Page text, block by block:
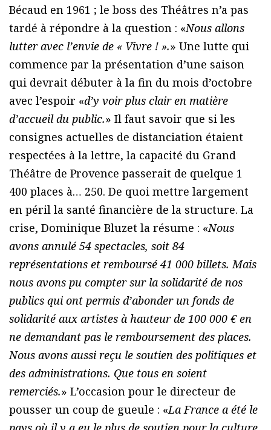
Bécaud en 1961 ; le boss des Théâtres n’a pas
tardé à répondre à la question : «Nous allons
lutter avec l’envie de « Vivre ! ».» Une lutte qui
commence par la présentation d’une saison
qui devrait débuter à la fin du mois d’octobre
avec l’espoir «d’y voir plus clair en matière
d’accueil du public.» Il faut savoir que si les
consignes actuelles de distanciation étaient
respectées à la lettre, la capacité du Grand
Théâtre de Provence passerait de quelque 1
400 places à… 250. De quoi mettre largement
en péril la santé financière de la structure. La
crise, Dominique Bluzet la résume : «Nous
avons annulé 54 spectacles, soit 84
représentations et remboursé 41 000 billets. Mais
nous avons pu compter sur la solidarité de nos
publics qui ont permis d’abonder un fonds de
solidarité aux artistes à hauteur de 100 000 € en
ne demandant pas le remboursement des places.
Nous avons aussi reçu le soutien des politiques et
des administrations. Que tous en soient
remerciés.» L’occasion pour le directeur de
pousser un coup de gueule : «La France a été le